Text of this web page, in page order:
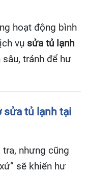
hoạt động bình
vụ sửa tủ lạnh
tránh để hư
sửa tủ lạnh tại
nhưng cũng
sẽ khiến hư